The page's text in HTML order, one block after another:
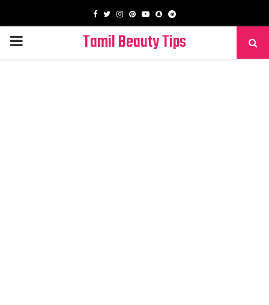
Facebook
TwitterInstagram
PinterestYoutube
SnapchatTelegram
PRIMARY
Tamil Beauty Tips